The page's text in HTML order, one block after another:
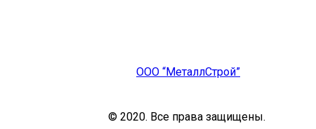
ООО “МеталлСтрой”
© 2020. Все права защищены.